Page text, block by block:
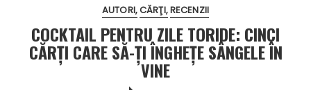
AUTORI CĂRŢI RECENZII
COCKTAIL PENTRU ZILE TORIDE: CINCI
CĂRȚI CARE SĂ-ȚI ÎNGHEȚE SÂNGELE ÎN
VINE